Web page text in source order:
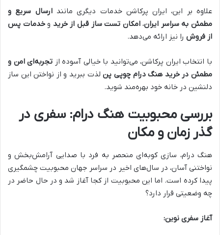
علاوه بر این، ایران پرکاشن خدمات دیگری مانندارسال سریع و
مطمئن به سراسر ایران،امکان تست ساز قبل از خرید وخدمات پس
از فروش را نیز ارائه می‌دهد.
با انتخاب ایران پرکاشن، می‌توانید با خیالی آسوده از تجربه‌ای امن و
مطمئن در خرید هنگ درام چوپی پنلذت ببرید و از نواختن این ساز
دلنشین در خانه خود بهره‌مند شوید.
بررسی محبوبیت هنگ درام: سفری در
گذر زمان و مکان
هنگ درام، سازی کوبه‌ای منحصر به فرد با صدایی آرامش‌بخش و
نواختنی آسان، در سال‌های اخیر در سراسر جهان محبوبیت چشمگیری
پیدا کرده است. اما این محبوبیت از کجا آغاز شد و در حال حاضر در
چه وضعیتی قرار دارد؟
آغاز سفری نوین: